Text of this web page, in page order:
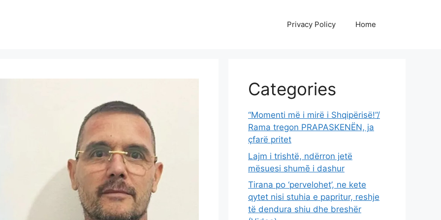
Privacy Policy Home
Categories
“Momenti më i mirë i Shqipërisë!”/
Rama tregon PRAPASKENËN, ja
çfarë pritet
Lajm i trishtë, ndërron jetë
mësuesi shumē i dashur
Tirana po ‘pervelohet’, ne kete
qytet nisi stuhia e papritur, reshje
të dendura shiu dhe breshër